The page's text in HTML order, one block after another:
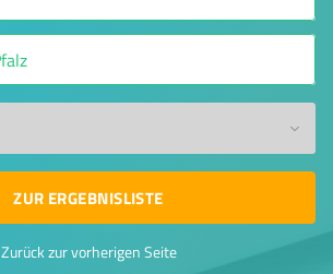
ZUR ERGEBNISLISTE
Zurück zur vorherigen Seite